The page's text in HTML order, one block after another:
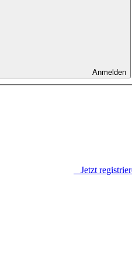
Anmelden
Jetzt